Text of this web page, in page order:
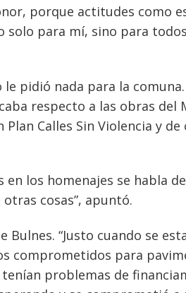
porque actitudes como
solo para mí, sino para
pidió nada para la
respecto a las obras del
Calles Sin Violencia y de
en los homenajes se habla
cosas”, apuntó.
“Justo cuando se
comprometidos para
problemas de